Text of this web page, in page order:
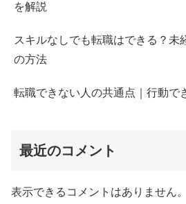
を解説
スキルなしでも転職はできる？未
の方法
転職できない人の共通点｜行動で
最近のコメント
表示できるコメントはありません。